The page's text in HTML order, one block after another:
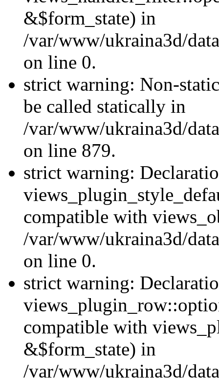
&$form_state) in
/var/www/ukraina3d/
on line 0.
strict warning: Non-
be called statically in
/var/www/ukraina3d/
on line 879.
strict warning:
compatible with
/var/www/ukraina3d/
on line 0.
strict warning:
compatible with
&$form_state) in
/var/www/ukraina3d/